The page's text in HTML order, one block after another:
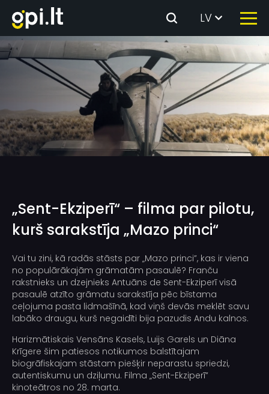
the
content
LV
„Sent-Ekziperī“ – filma par pilotu,
kurš sarakstīja „Mazo princi“
Vai tu zini, kā radās stāsts par „Mazo princi”, kas ir viena
no populārākajām grāmatām pasaulē? Franču
rakstnieks un dzejnieks Antuāns de Sent-Ekziperī visā
pasaulē atzīto grāmatu sarakstīja pēc bīstama
ceļojuma pasta lidmašīnā, kad viņš devās meklēt savu
labāko draugu, kurš negaidīti bija pazudis Andu kalnos.
Harizmātiskais Vensāns Kasels, Luijs Garels un Diāna
Krīgere šim patiesos notikumos balstītajam
biogrāfiskajam stāstam piešķir neparastu spriedzi,
autentiskumu un dziļumu. Filma „Sent-Ekziperī”
kinoteātros no 28. marta.